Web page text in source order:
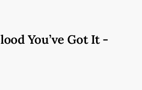
You’ve Got It -